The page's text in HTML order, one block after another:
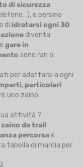
di sicurezza
e persino
di idratarsi ogni 30
diventa
gare in
sono rari o
per adattarsi a ogni
, particolari
uno zaino
attività ?
zaino da trail
percorsa e
tabella di marcia per